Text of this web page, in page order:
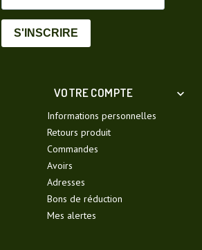
S'INSCRIRE
VOTRE COMPTE 
Informations personnelles
Retours produit
Commandes
Avoirs
Adresses
Bons de réduction
Mes alertes